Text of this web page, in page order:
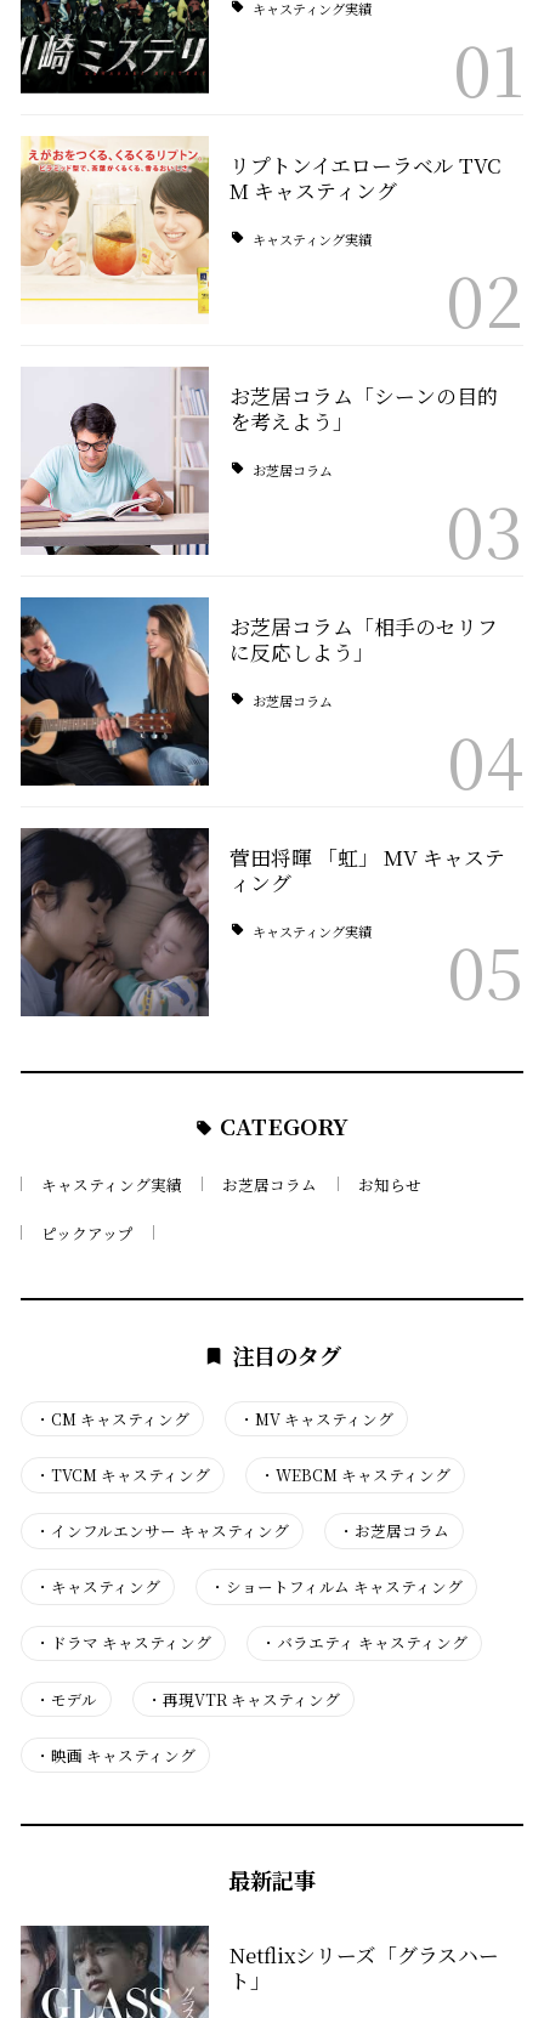
キャスティング実績
01
リプトンイエローラベル TVC
M キャスティング
キャスティング実績
02
お芝居コラム「シーンの目的
を考えよう」
お芝居コラム
03
お芝居コラム「相手のセリフ
に反応しよう」
お芝居コラム
04
菅田将暉 「虹」 MV キャステ
ィング
キャスティング実績 05
CATEGORY
キャスティング実績 お芝居コラム お知らせ
ピックアップ
注目のタグ
・ CM キャスティング ・MV キャスティング
・ TVCM キャスティング ・WEBCM キャスティング
・ インフルエンサー キャスティング ・ お芝居コラム
・ キャスティング ・ ショートフィルム キャスティング
・ ドラマ キャスティング ・ バラエティ キャスティング
・ モデル ・再現VTR キャスティング
・ 映画 キャスティング
最新記事
Netflixシリーズ「グラスハー
ト」